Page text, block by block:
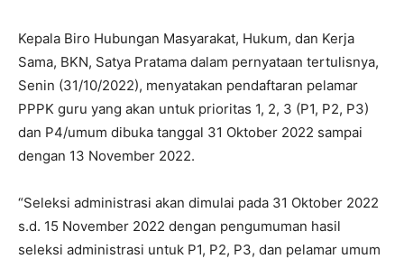
Kepala Biro Hubungan Masyarakat, Hukum, dan Kerja
Sama, BKN, Satya Pratama dalam pernyataan tertulisnya,
Senin (31/10/2022), menyatakan pendaftaran pelamar
PPPK guru yang akan untuk prioritas 1, 2, 3 (P1, P2, P3)
dan P4/umum dibuka tanggal 31 Oktober 2022 sampai
dengan 13 November 2022.
“Seleksi administrasi akan dimulai pada 31 Oktober 2022
s.d. 15 November 2022 dengan pengumuman hasil
seleksi administrasi untuk P1, P2, P3, dan pelamar umum